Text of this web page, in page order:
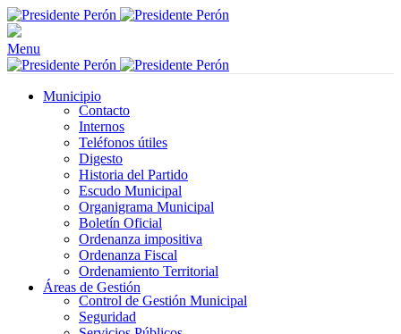
Menu
Municipio
Contacto
Internos
Teléfonos útiles
Digesto
Historia del Partido
Escudo Municipal
Organigrama Municipal
Boletín Oficial
Ordenanza impositiva
Ordenanza Fiscal
Ordenamiento Territorial
Áreas de Gestión
Control de Gestión Municipal
Seguridad